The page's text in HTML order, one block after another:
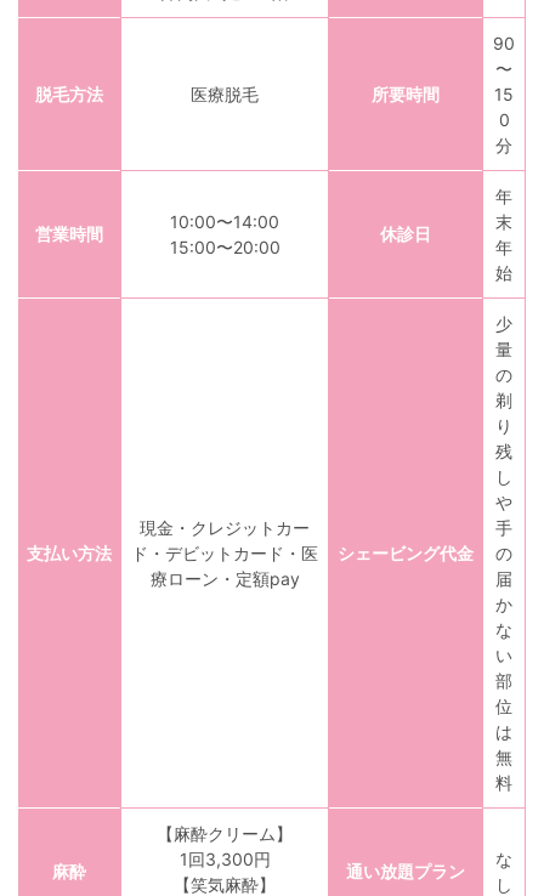
脱毛方法 医療脱毛 所要時間
90
〜
15
0
分
営業時間
10:00〜14:00
15:00〜20:00
休診日
年
末
年
始
支払い方法
現金・クレジットカー
ド・デビットカード・医
療ローン・定額pay
シェービング代金
少
量
の
剃
り
残
し
や
手
の
届
か
な
い
部
位
は
無
料
麻酔
【麻酔クリーム】
1回3,300円
【笑気麻酔】
通い放題プラン
な
し